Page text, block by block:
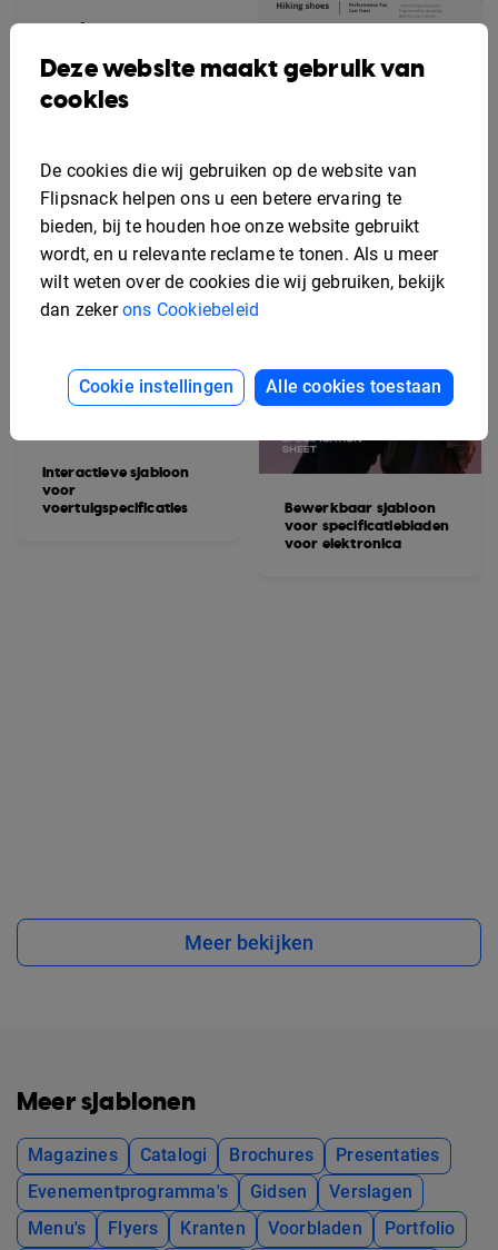
Specificatiebladsjabloon
apparatuur
Interactieve sjabloon
voor
voertuigspecificaties
Bewerkbaar sjabloon
voor
Bewerkbaar sjabloon
voor specificatiebladen
voor elektronica
Meer bekijken
Meer sjablonen
Magazines Catalogi Brochures
Presentaties
Evenementprogramma's
Gidsen
Verslagen
Menu's
Flyers Kranten Voorbladen
Portfolio
Deze website maakt gebruik van
cookies
De cookies die wij gebruiken op de website van
Flipsnack helpen ons u een betere ervaring te
bieden, bij te houden hoe onze website gebruikt
wordt, en u relevante reclame te tonen. Als u meer
wilt weten over de cookies die wij gebruiken, bekijk
dan zekerons Cookiebeleid
Cookie instellingen Alle cookies toestaan